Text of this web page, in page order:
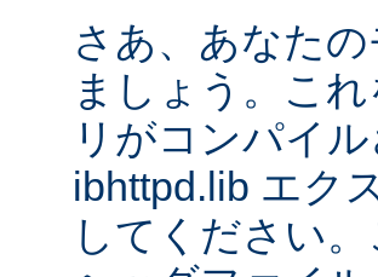
さあ、あなた
ましょう。こ
リがコンパイ
ibhttpd.lib エク
してください